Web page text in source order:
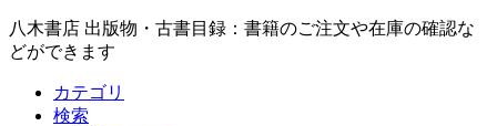
八木書店 出版物・古書目録：書籍のご注文や在庫の確認な
どができます
カテゴリ
検索